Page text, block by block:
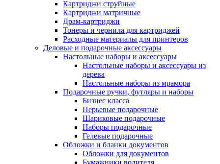
Картриджи струйные
Картриджи матричные
Драм-картриджи
Тонеры и чернила для картриджей
Расходные материалы для принтеров
Деловые и подарочные аксессуары
Настольные наборы и аксессуары
Настольные наборы и аксессуары из
дерева
Настольные наборы из мрамора
Подарочные ручки, футляры и наборы
Бизнес класса
Перьевые подарочные
Шариковые подарочные
Наборы подарочные
Гелевые подарочные
Обложки и бланки документов
Обложки для документов